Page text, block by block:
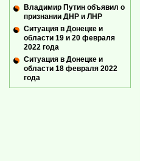
Владимир Путин объявил о
признании ДНР и ЛНР
Ситуация в Донецке и
области 19 и 20 февраля
2022 года
Ситуация в Донецке и
области 18 февраля 2022
года